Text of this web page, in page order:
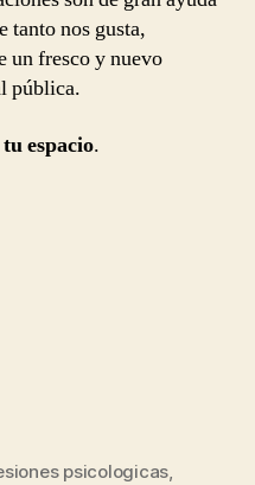
tanto nos gusta,
un fresco y nuevo
pública.
tu espacio.
psicologicas,